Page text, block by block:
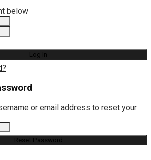
below
or email address to reset your